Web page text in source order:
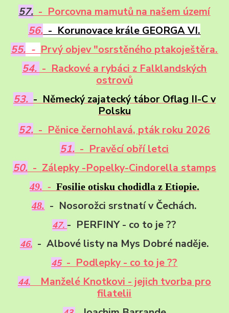
57. - Porcovna mamutů na našem území
56. - Korunovace krále GEORGA VI.
55. - Prvý objev "osrstěného ptakoještěra.
54. - Rackové a rybáci z Falklandských
ostrovů
53. - Německý zajatecký tábor Oflag II-C v
Polsku
52. - Pěnice černohlavá, pták roku 2026
51. - Pravěcí obří letci
50.- Zálepky -Popelky-Cindorella stamps
49. - Fosilie otisku chodidla z Etiopie.
48. - Nosorožci srstnatí v Čechách.
47. - PERFINY - co to je ??
46.- Albové listy na Mys Dobré naděje.
45- Podlepky - co to je ??
44.
Manželé Knotkovi - jejich tvorba pro
filatelii